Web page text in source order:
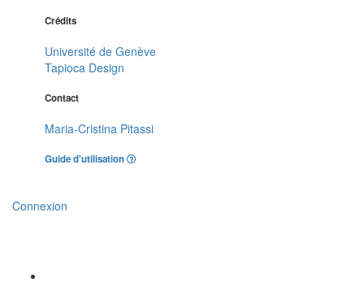
Crédits
Université de Genève
Tapioca Design
Contact
Maria-Cristina Pitassi
Guide d'utilisation
Connexion